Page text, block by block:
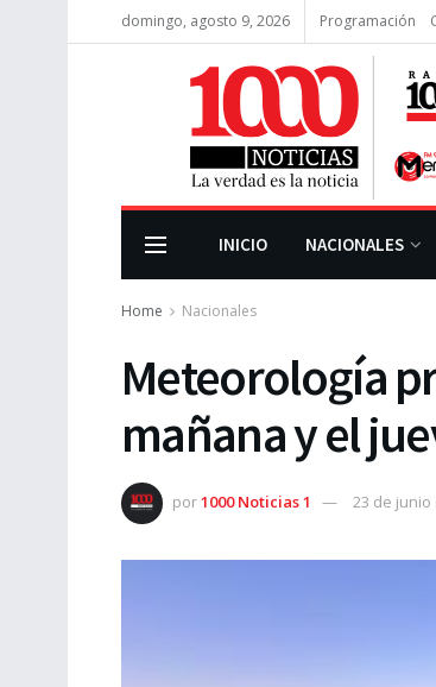
domingo, agosto 9, 2026 Programación
INICIO NACIONALES
Home Nacionales
Meteorología
mañana y el
por1000 Noticias 1 23 de junio